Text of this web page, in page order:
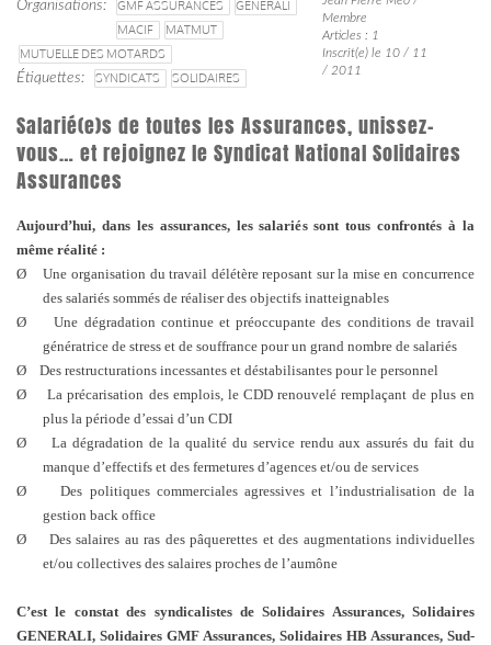
Organisations GMF ASSURANCES
GENERALI
MACIF
MATMUT
MUTUELLE DES MOTARDS
Étiquettes
SYNDICATS SOLIDAIRES
Membre
Articles : 1
Inscrit(e) le 10 / 11
/ 2011
Salarié(e)s de toutes les Assurances, unissez-
vous… et rejoignez le Syndicat National Solidaires
Assurances
Aujourd’hui, dans les assurances, les salariés sont tous confrontés à la
même réalité :
Ø
Une organisation du travail délétère reposant sur la mise en concurrence
des salariés sommés de réaliser des objectifs inatteignables
Ø
Une dégradation continue et préoccupante des conditions de travail
génératrice de stress et de souffrance pour un grand nombre de salariés
Ø
Des restructurations incessantes et déstabilisantes pour le personnel
Ø
La précarisation des emplois, le CDD renouvelé remplaçant de plus en
plus la période d’essai d’un CDI
Ø
La dégradation de la qualité du service rendu aux assurés du fait du
manque d’effectifs et des fermetures d’agences et/ou de services
Ø
Des politiques commerciales agressives et l’industrialisation de la
gestion back office
Ø
Des salaires au ras des pâquerettes et des augmentations individuelles
et/ou collectives des salaires proches de l’aumône
C’est le constat des syndicalistes de Solidaires Assurances, Solidaires
GENERALI, Solidaires GMF Assurances, Solidaires HB Assurances, Sud-